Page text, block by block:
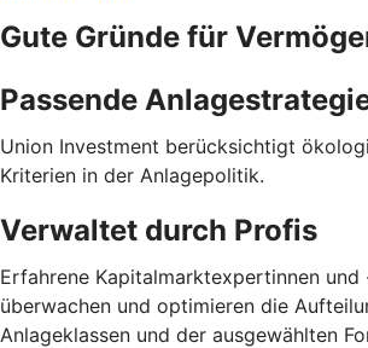
Gute Gründe für
Passende
Union Investment berücksichtigt
Kriterien in der Anlagepolitik.
Verwaltet durch Profis
Erfahrene Kapitalmarktexpertinnen
überwachen und optimieren die
Anlageklassen und der ausgewählten